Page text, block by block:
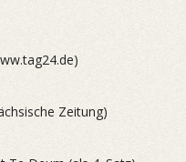
Zeitung)